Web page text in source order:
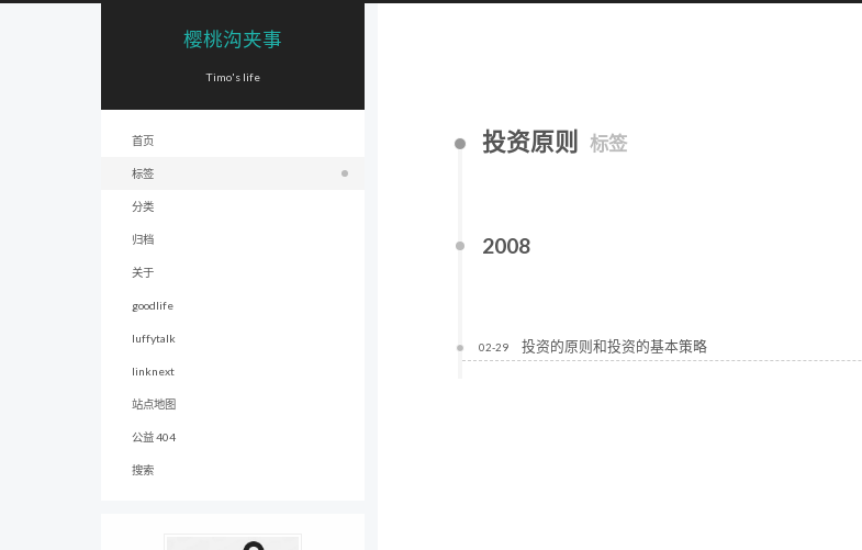
樱桃沟夹事
Timo's life
首页
标签
分类
归档
关于
goodlife
luffytalk
linknext
站点地图
公益 404
搜索
投资原则 标签
2008
02-29 投资的原则和投资的基本策略